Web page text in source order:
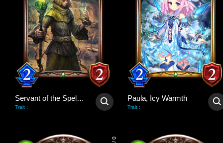
Servant of the Spellgrove
Trait : -
Paula, Icy Warmth
Trait : -
0
/